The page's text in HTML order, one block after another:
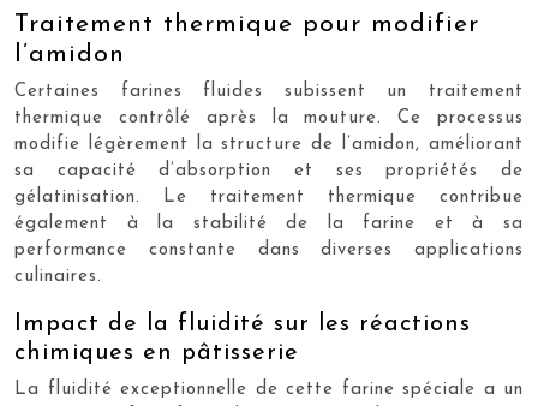
Traitement thermique pour modifier
l’amidon
Certaines farines fluides subissent un traitement
thermique contrôlé après la mouture. Ce processus
modifie légèrement la structure de l’amidon, améliorant
sa capacité d’absorption et ses propriétés de
gélatinisation. Le traitement thermique contribue
également à la stabilité de la farine et à sa
performance constante dans diverses applications
culinaires.
Impact de la fluidité sur les réactions
chimiques en pâtisserie
La fluidité exceptionnelle de cette farine spéciale a un